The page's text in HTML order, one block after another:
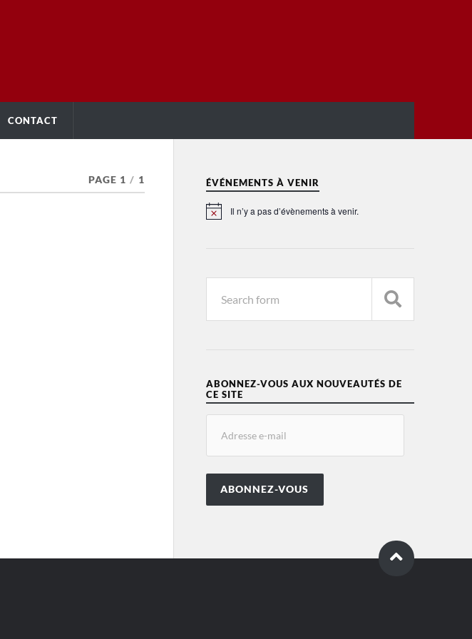
CONTACT
PAGE 1 / 1 ÉVÉNEMENTS À VENIR
Notice Il n’y a pas d’évènements à venir.
ABONNEZ-VOUS AUX NOUVEAUTÉS DE
CE SITE
ABONNEZ-VOUS